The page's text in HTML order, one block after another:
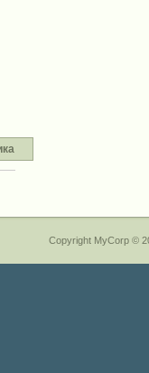
Copyright MyCorp ©